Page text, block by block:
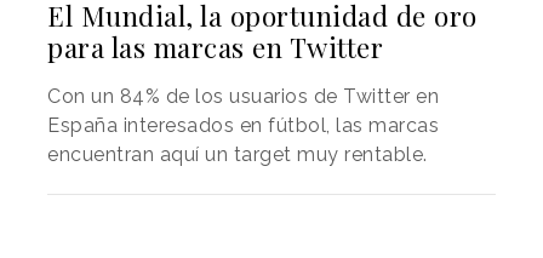
El Mundial, la oportunidad de oro
para las marcas en Twitter
Con un 84% de los usuarios de Twitter en
España interesados en fútbol, las marcas
encuentran aquí un target muy rentable.